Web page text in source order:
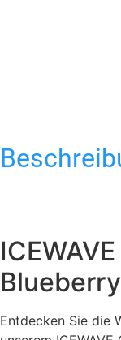
Entdecken Sie die